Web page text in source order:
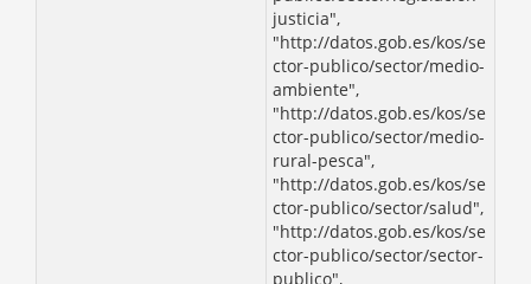
justicia",
"http://datos.gob.es/kos/se
ctor-publico/sector/medio-
ambiente",
"http://datos.gob.es/kos/se
ctor-publico/sector/medio-
rural-pesca",
"http://datos.gob.es/kos/se
ctor-publico/sector/salud",
"http://datos.gob.es/kos/se
ctor-publico/sector/sector-
publico",